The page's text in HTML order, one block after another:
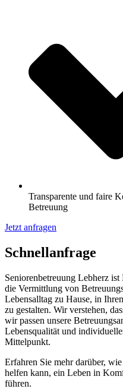
Transparente und faire
Betreuung
Jetzt anfragen
Schnell­anfrage
Seniorenbetreuung Lebherz
die Vermittlung von
Lebensalltag zu Hause, in
zu gestalten. Wir verstehen,
wir passen unsere
Lebensqualität und
Mittelpunkt.
Erfahren Sie mehr darüber,
helfen kann, ein Leben in
führen.